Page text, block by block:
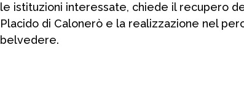
le istituzioni interessate, chiede il recupero
Placido di Calonerò e la realizzazione nel
belvedere.